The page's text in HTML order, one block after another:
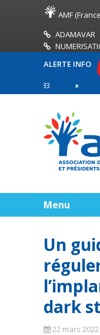
AMF
ADAMAVAR
ALERTE INFO
ligne
Menu
Un
dark
22 mars 2022